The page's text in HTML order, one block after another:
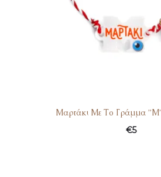
Μαρτάκι Με Το Γράμμα
€5